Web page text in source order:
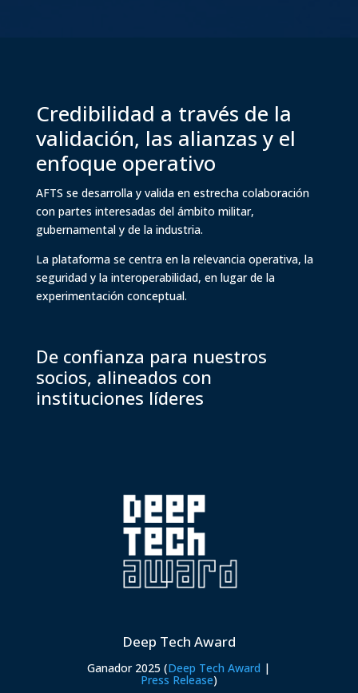
Credibilidad a través de la
validación, las alianzas y el
enfoque operativo
AFTS se desarrolla y valida en estrecha colaboración
con partes interesadas del ámbito militar,
gubernamental y de la industria.
La plataforma se centra en la relevancia operativa, la
seguridad y la interoperabilidad, en lugar de la
experimentación conceptual.
De confianza para nuestros
socios, alineados con
instituciones líderes
Deep Tech Award
Ganador 2025 (Deep Tech Award |
Press Release)